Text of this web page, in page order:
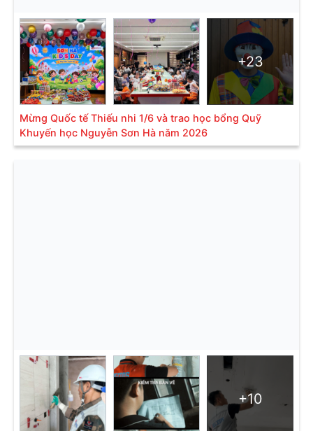
+23
Mừng Quốc tế Thiếu nhi 1/6 và trao học bổng Quỹ
Khuyến học Nguyễn Sơn Hà năm 2026
+10